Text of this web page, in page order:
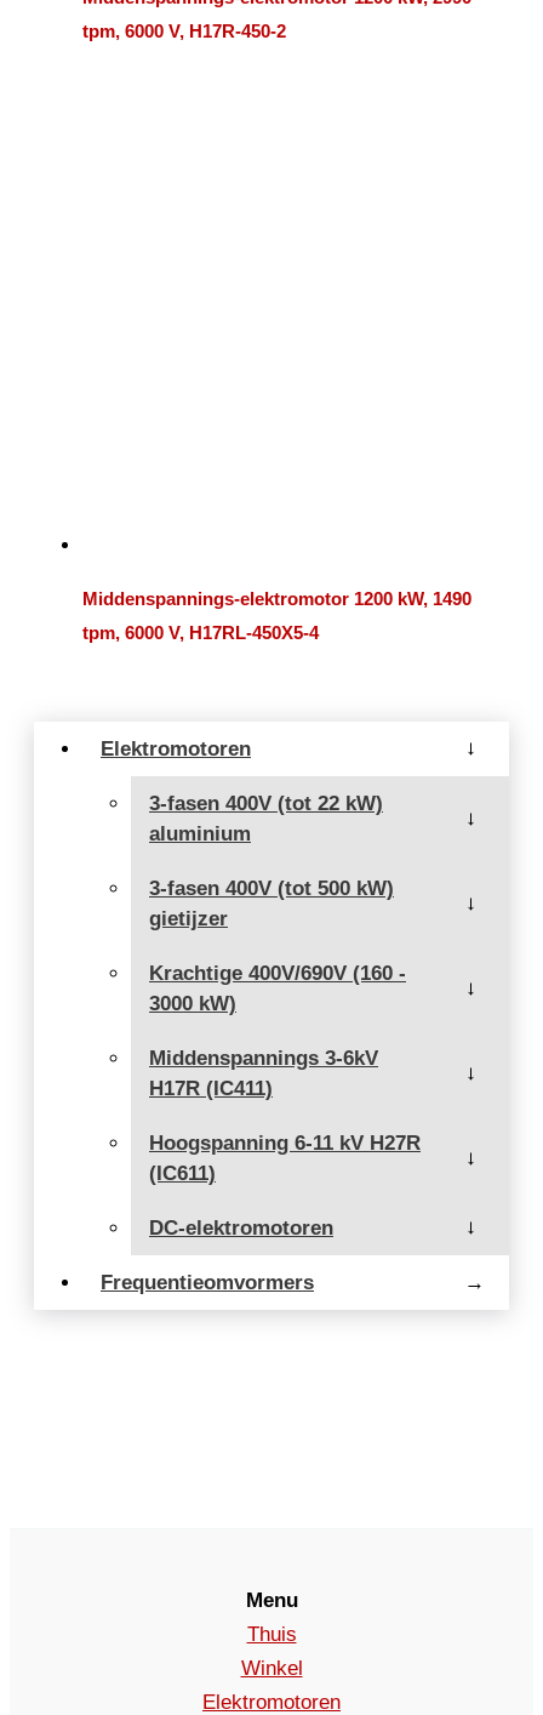
Elektromotoren →
3-fasen 400V (tot 22 kW)
aluminium
→
3-fasen 400V (tot 500 kW)
gietijzer
→
Krachtige 400V/690V (160 -
3000 kW)
→
Middenspannings 3-6kV
H17R (IC411)
→
Hoogspanning 6-11 kV H27R
(IC611)
→
DC-elektromotoren →
Frequentieomvormers →
tpm, 6000 V, H17R-450-2
Middenspannings-elektromotor 1200 kW, 1490
tpm, 6000 V, H17RL-450X5-4
Menu
Thuis
Winkel
Elektromotoren